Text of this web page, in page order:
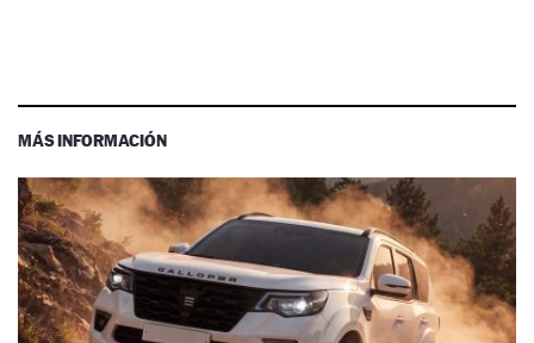
MÁS INFORMACIÓN